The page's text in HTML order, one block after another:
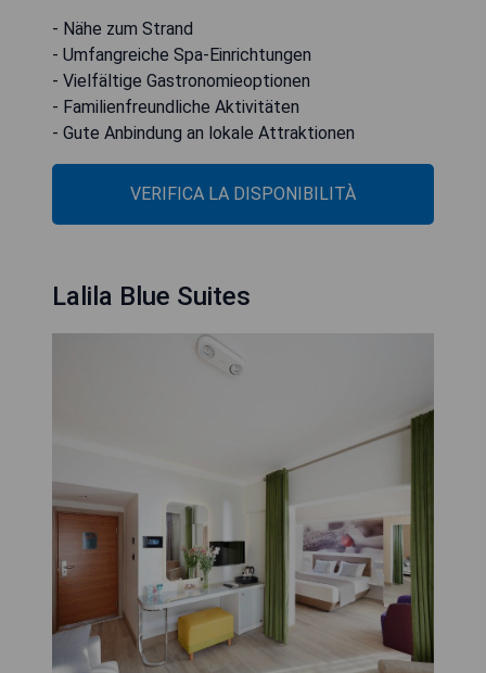
- Nähe zum Strand
- Umfangreiche Spa-Einrichtungen
- Vielfältige Gastronomieoptionen
- Familienfreundliche Aktivitäten
- Gute Anbindung an lokale Attraktionen
VERIFICA LA DISPONIBILITÀ
Lalila Blue Suites